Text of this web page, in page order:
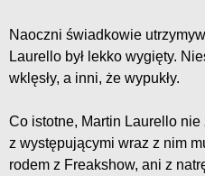
Naoczni świadkowie
Laurello był lekko wygięty.
wklęsły, a inni, że wypukły.
Co istotne, Martin Laurello nie
z występującymi wraz z nim
rodem z Freakshow, ani z